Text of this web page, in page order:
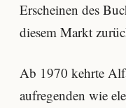
Erscheinen des
diesem Markt
Ab 1970 kehrte
aufregenden wie